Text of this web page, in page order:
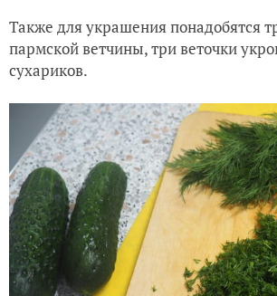
Также для украшения понадобятся
пармской ветчины, три веточки
сухариков.